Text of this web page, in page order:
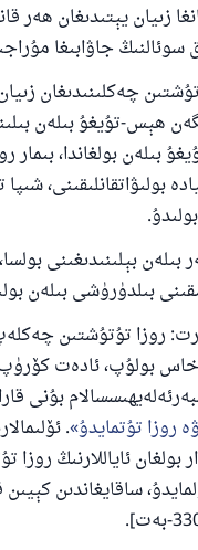
زىيان يېتىدىغان ھەر
سوئالنىڭ جاۋابىغا
چەكلىنىدىغان زىيان
ھېس-تۇيغۇ بىلەن
بىلەن بولغاندا، بىمار
بولىۋاتقانلىقىنى،
بېلىنىدىغىنى
بىلدۈرۈشى بىلەن
تۇتۇشتىن چەكلەپ
بولۇپ، ئادەت كۆرۈپ
بۇنى
روزا تۇتمايدۇ .
بولغان ئاياللارنىڭ
ساقايغاندىن